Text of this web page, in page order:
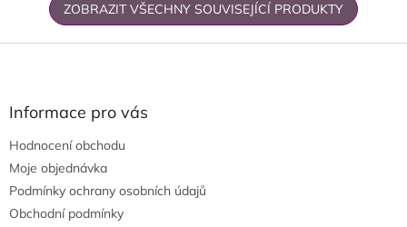
ZOBRAZIT VŠECHNY SOUVISEJÍCÍ PRODUKTY
Z
Informace pro vás
Hodnocení obchodu
Moje objednávka
Podmínky ochrany osobních údajů
Obchodní podmínky